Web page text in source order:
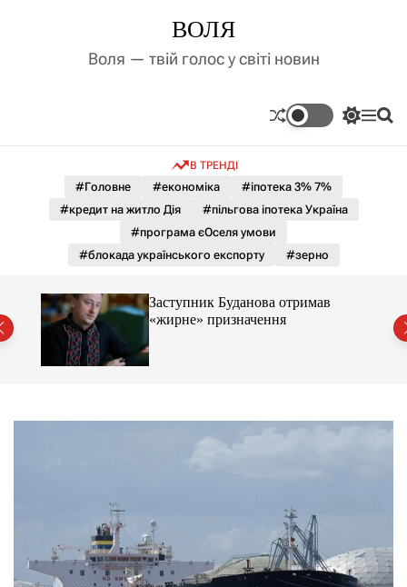
д
ВОЛЯ
Воля — твій голос у світі новин
П
м
к
к
ь
М П
В ТРЕНДІ
#Головне #економіка
#іпотека 3% 7%
#кредит на житло Дія
#пільгова іпотека Україна
#програма єОселя умови
#блокада українського експорту
#зерно
Заступник Буданова отримав
«жирне» призначення